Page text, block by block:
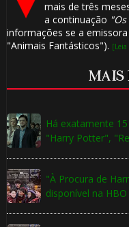
mais de três
a continuação
informações se a
"Animais Fantásticos"). [Leia
MAIS
Há exatamente
"Harry Potter",
"À Procura de
disponível na